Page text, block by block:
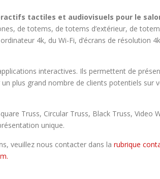
tactiles et audiovisuels pour le
de totems, de totems d’extérieur, de
4k, du Wi-Fi, d’écrans de résolution
interactives. Ils permettent de
plus grand nombre de clients potentiels sur
Truss, Circular Truss, Black Truss, Video
unique.
veuillez nous contacter dans la rubrique